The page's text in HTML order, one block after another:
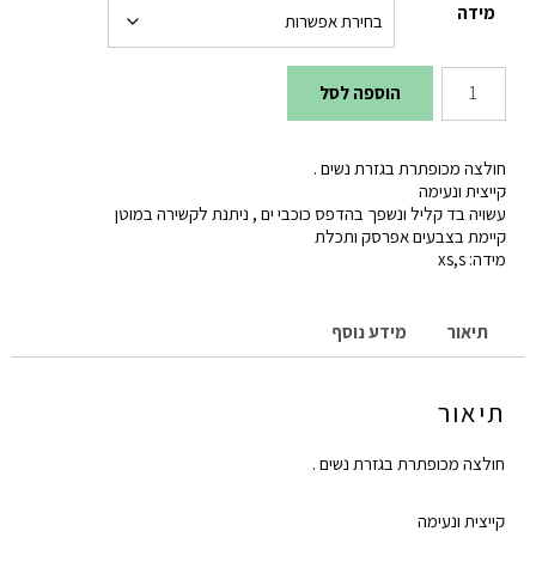
מידה
כמות
של
כוכבי
ים
הוספה לסל
חולצה מכופתרת בגזרת נשים .
קייצית ונעימה
עשויה בד קליל ונשפך בהדפס כוכבי ים , ניתנת לקשירה במוטן
קיימת בצבעים אפרסק ותכלת
מידה: xs,s
תיאור מידע נוסף
תיאור
חולצה מכופתרת בגזרת נשים .
קייצית ונעימה